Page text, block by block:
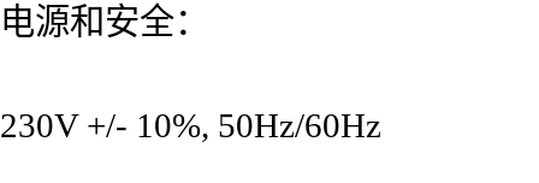
电源和安全：
230V +/- 10%, 50Hz/60Hz